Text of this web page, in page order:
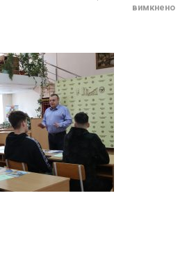
вимкнено